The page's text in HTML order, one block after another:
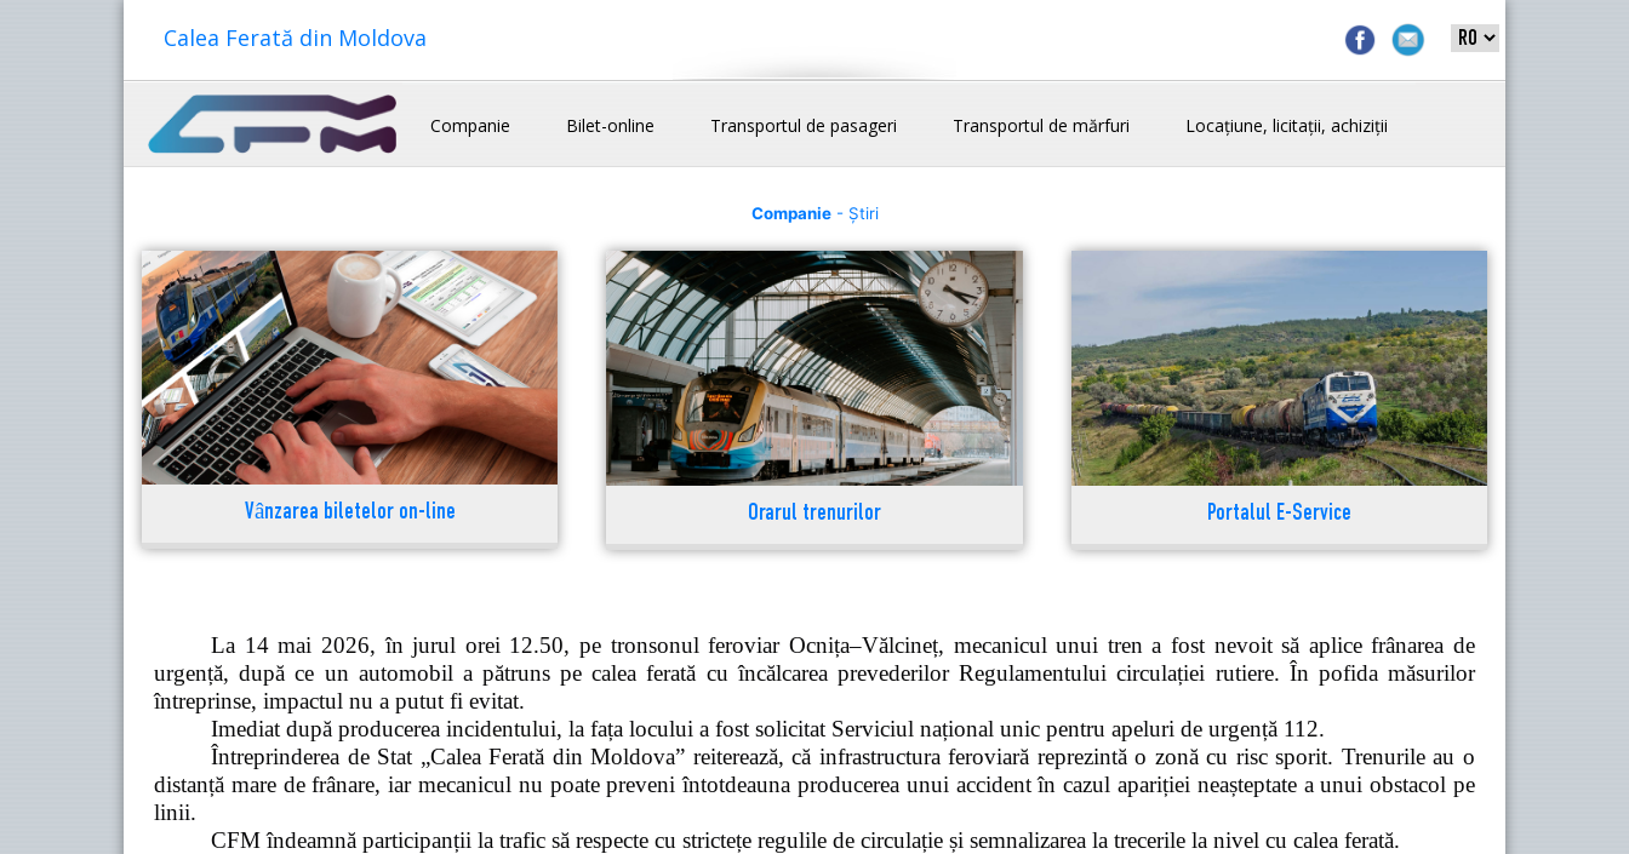
Calea Ferată din Moldova
Companie Bilet-online Transportul de pasageri Transportul de mărfuri Locațiune, licitații, achiziții
Companie- Știri
Vânzarea biletelor on-line Orarul trenurilor Portalul E-Service
La 14 mai 2026, în jurul orei 12.50, pe tronsonul feroviar Ocnița–Vălcineț, mecanicul unui tren a fost nevoit să aplice frânarea de
urgență, după ce un automobil a pătruns pe calea ferată cu încălcarea prevederilor Regulamentului circulației rutiere. În pofida măsurilor
întreprinse, impactul nu a putut fi evitat.
Imediat după producerea incidentului, la fața locului a fost solicitat Serviciul național unic pentru apeluri de urgență 112.
Întreprinderea de Stat „Calea Ferată din Moldova” reiterează, că infrastructura feroviară reprezintă o zonă cu risc sporit. Trenurile au o
distanță mare de frânare, iar mecanicul nu poate preveni întotdeauna producerea unui accident în cazul apariției neașteptate a unui obstacol pe
linii.
CFM îndeamnă participanții la trafic să respecte cu strictețe regulile de circulație și semnalizarea la trecerile la nivel cu calea ferată.